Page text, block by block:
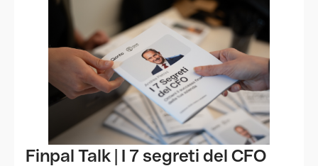
Finpal Talk | I 7 segreti del CFO